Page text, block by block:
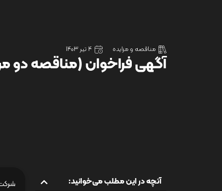
مناقصه و مزایده 4 تیر 1403
آگهی فراخوان (مناقصه دو
آنچه در این مطلب می‌خوانید: